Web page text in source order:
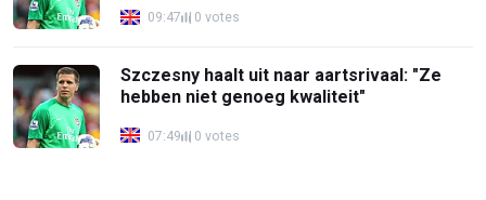
09:47 0 votes
Szczesny haalt uit naar aartsrivaal: "Ze
hebben niet genoeg kwaliteit"
07:49 0 votes